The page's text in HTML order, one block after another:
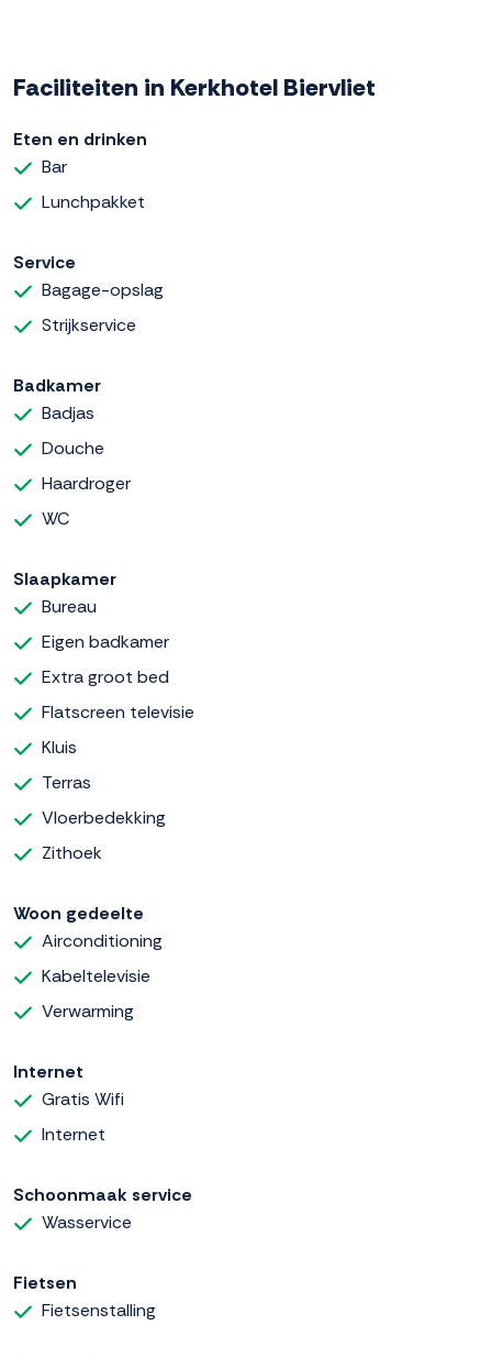
Faciliteiten in Kerkhotel Biervliet
Eten en drinken
Bar
Lunchpakket
Service
Bagage-opslag
Strijkservice
Badkamer
Badjas
Douche
Haardroger
WC
Slaapkamer
Bureau
Eigen badkamer
Extra groot bed
Flatscreen televisie
Kluis
Terras
Vloerbedekking
Zithoek
Woon gedeelte
Airconditioning
Kabeltelevisie
Verwarming
Internet
Gratis Wifi
Internet
Schoonmaak service
Wasservice
Fietsen
Fietsenstalling